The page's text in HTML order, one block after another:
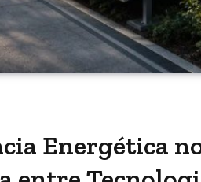
Energética